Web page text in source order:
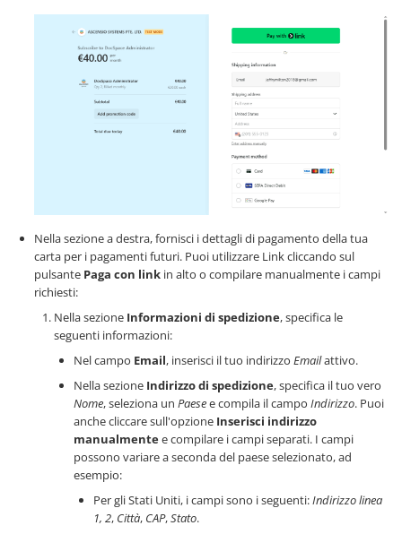
Nella sezione a destra, fornisci i dettagli di pagamento della tua
carta per i pagamenti futuri. Puoi utilizzare Link cliccando sul
pulsante Paga con link in alto o compilare manualmente i campi
richiesti:
Nella sezione Informazioni di spedizione, specifica le
seguenti informazioni:
Nel campo Email, inserisci il tuo indirizzo Emailattivo.
Nella sezione Indirizzo di spedizione, specifica il tuo vero
Nome, seleziona un Paesee compila il campo Indirizzo. Puoi
anche cliccare sull'opzione Inserisci indirizzo
manualmentee compilare i campi separati. I campi
possono variare a seconda del paese selezionato, ad
esempio:
Per gli Stati Uniti, i campi sono i seguenti:Indirizzo linea
1, 2, Città, CAP,Stato.